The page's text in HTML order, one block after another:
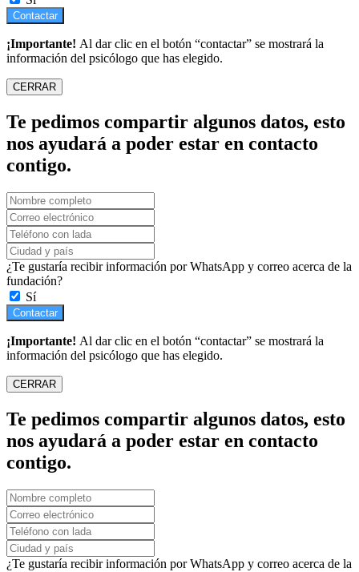
Contactar
¡Importante! Al dar clic en el botón “contactar” se mostrará la
información del psicólogo que has elegido.
CERRAR
Te pedimos compartir algunos datos, esto
nos ayudará a poder estar en contacto
contigo.
¿Te gustaría recibir información por WhatsApp y correo acerca de la
fundación?
Sí
Contactar
¡Importante! Al dar clic en el botón “contactar” se mostrará la
información del psicólogo que has elegido.
CERRAR
Te pedimos compartir algunos datos, esto
nos ayudará a poder estar en contacto
contigo.
¿Te gustaría recibir información por WhatsApp y correo acerca de la